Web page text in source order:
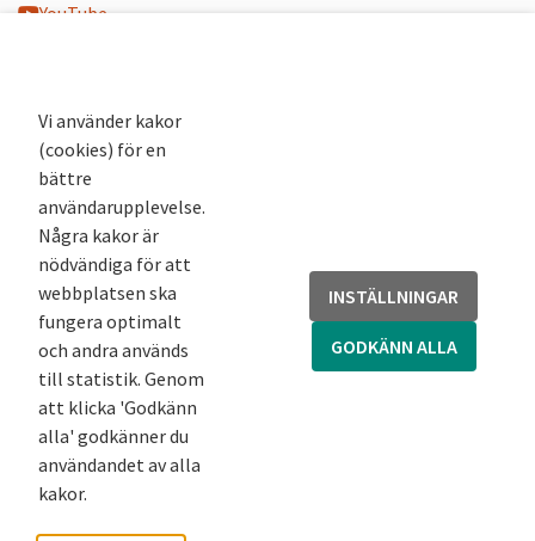
YouTube
Nyhetsbrev
Andra webbplatser
Arkivsök
Fornsök
Fornreg
Bebyggelseregistret
Runor
Kringla
Vi använder kakor
(cookies) för en
bättre
användarupplevelse.
Några kakor är
nödvändiga för att
webbplatsen ska
fungera optimalt
och andra används
till statistik. Genom
att klicka 'Godkänn
alla' godkänner du
användandet av alla
kakor.
INSTÄLLNINGAR
GODKÄNN ALLA